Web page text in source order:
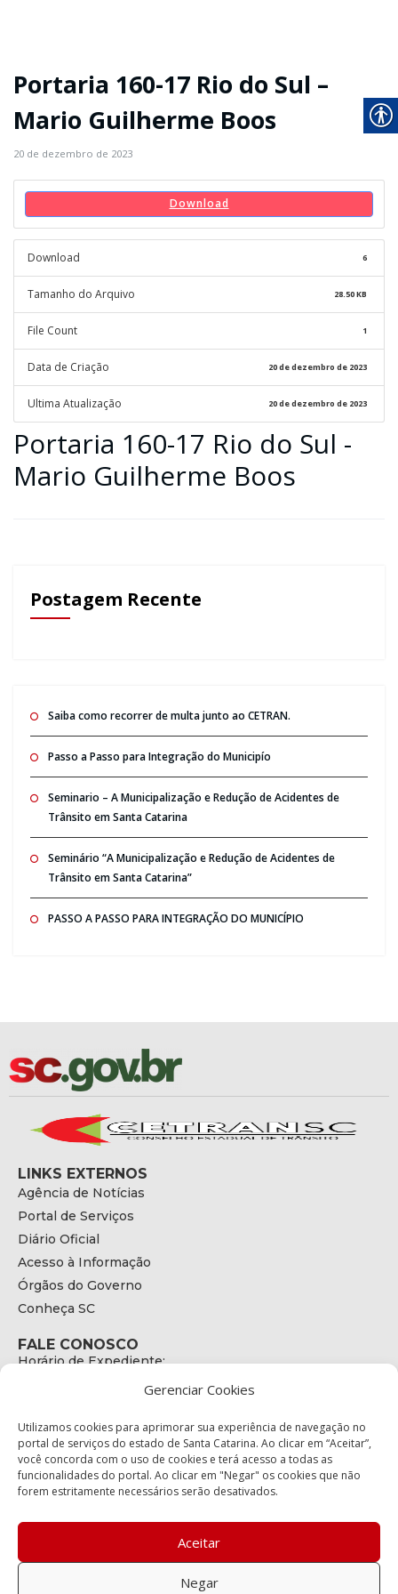
Gerenciar Cookies
Utilizamos cookies para aprimorar sua experiência de navegação no
portal de serviços do estado de Santa Catarina. Ao clicar em “Aceitar”,
você concorda com o uso de cookies e terá acesso a todas as
funcionalidades do portal. Ao clicar em "Negar" os cookies que não
forem estritamente necessários serão desativados.
Aceitar
Negar
Portaria 160-17 Rio do Sul –
Mario Guilherme Boos
20 de dezembro de 2023
Download
Download 6
Tamanho do Arquivo 28.50 KB
File Count 1
Data de Criação 20 de dezembro de 2023
Ultima Atualização 20 de dezembro de 2023
Portaria 160-17 Rio do Sul -
Mario Guilherme Boos
Postagem Recente
Saiba como recorrer de multa junto ao CETRAN.
Passo a Passo para Integração do Municipío
Seminario – A Municipalização e Redução de Acidentes de
Trânsito em Santa Catarina
Seminário “A Municipalização e Redução de Acidentes de
Trânsito em Santa Catarina”
PASSO A PASSO PARA INTEGRAÇÃO DO MUNICÍPIO
LINKS EXTERNOS
Agência de Notícias
Portal de Serviços
Diário Oficial
Acesso à Informação
Órgãos do Governo
Conheça SC
FALE CONOSCO
Horário de Expediente:
E-mail:
secretariaexecutiva@cetran.sc.gov.br
ENDEREÇO
Endereço:
Bairro:
Coqueiros, Florianópolis SC
88.080-160